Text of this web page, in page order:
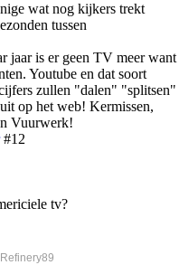
wat nog kijkers trekt
tussen
jaar is er geen TV meer want
Youtube en dat soort
zullen "dalen" "splitsen"
op het web! Kermissen,
Vuurwerk!
#12
tv?